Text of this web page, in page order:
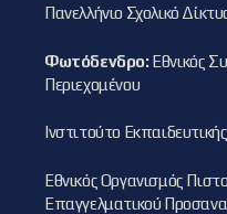
Πανελλήνιο Σχολικό
Φωτόδενδρο:Εθνικός
Περιεχομένου
Ινστιτούτο
Εθνικός Οργανισμός
Επαγγελματικού